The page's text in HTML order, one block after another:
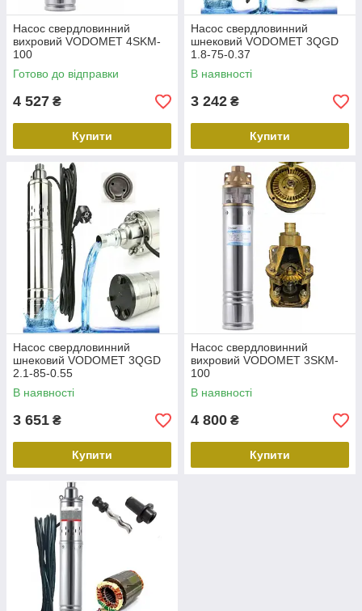
Насос свердловинний
вихровий VODOMET 4SKM-
100
Готово до відправки
4 527 ₴
Купити
Насос свердловинний
шнековий VODOMET 3QGD
1.8-75-0.37
В наявності
3 242 ₴
Купити
Насос свердловинний
шнековий VODOMET 3QGD
2.1-85-0.55
В наявності
3 651 ₴
Купити
Насос свердловинний
вихровий VODOMET 3SKM-
100
В наявності
4 800 ₴
Купити